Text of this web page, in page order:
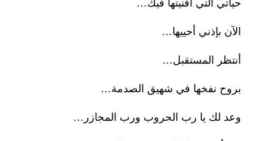
حياتي التي أفنيتها فيك…
الآن بإذني أحييها…
أنتظر المستقبل…
بروح نفخها في شهيق الصدمة…
وعد لك يا رب الحروب ورب المجازر…